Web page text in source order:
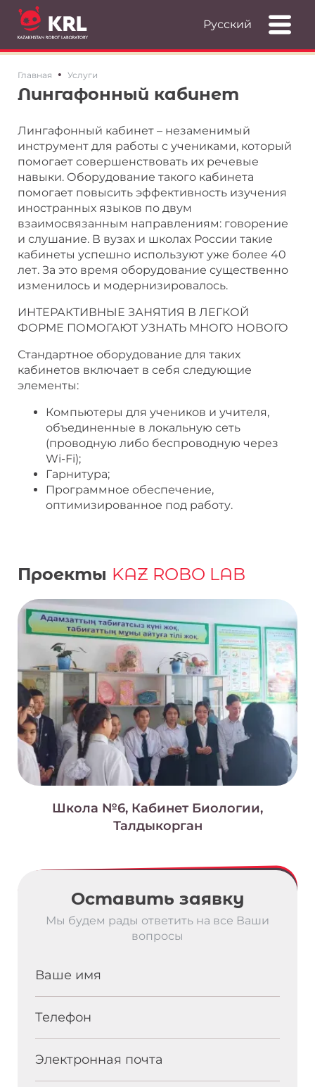
Главная • Услуги
Лингафонный кабинет
Лингафонный кабинет – незаменимый
инструмент для работы с учениками, который
помогает совершенствовать их речевые
навыки. Оборудование такого кабинета
помогает повысить эффективность изучения
иностранных языков по двум
взаимосвязанным направлениям: говорение
и слушание. В вузах и школах России такие
кабинеты успешно используют уже более 40
лет. За это время оборудование существенно
изменилось и модернизировалось.
ИНТЕРАКТИВНЫЕ ЗАНЯТИЯ В ЛЕГКОЙ
ФОРМЕ ПОМОГАЮТ УЗНАТЬ МНОГО НОВОГО
Стандартное оборудование для таких
кабинетов включает в себя следующие
элементы:
Компьютеры для учеников и учителя,
объединенные в локальную сеть
(проводную либо беспроводную через
Wi-Fi);
Гарнитура;
Программное обеспечение,
оптимизированное под работу.
Проекты KAZ ROBO LAB
Школа №6, Кабинет Биологии,
Талдыкорган
Оставить заявку
Мы будем рады ответить на все Ваши
вопросы
Ваше имя
Телефон
Электронная почта
Русский